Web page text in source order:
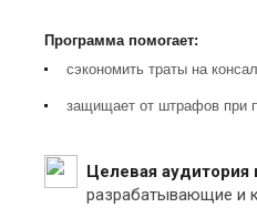
Программа помогает:
сэкономить траты на
защищает от штрафов при
Целевая аудитория
разрабатывающие и